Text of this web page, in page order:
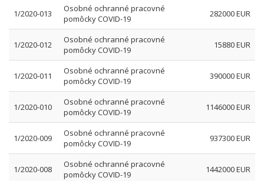
1/2020-013
Osobné ochranné pracovné
pomôcky COVID-19
282000 EUR
1/2020-012
Osobné ochranné pracovné
pomôcky COVID-19
15880 EUR
1/2020-011
Osobné ochranné pracovné
pomôcky COVID-19
390000 EUR
1/2020-010
Osobné ochranné pracovné
pomôcky COVID-19
1146000 EUR
1/2020-009
Osobné ochranné pracovné
pomôcky COVID-19
937300 EUR
1/2020-008
Osobné ochranné pracovné
pomôcky COVID-19
1442000 EUR